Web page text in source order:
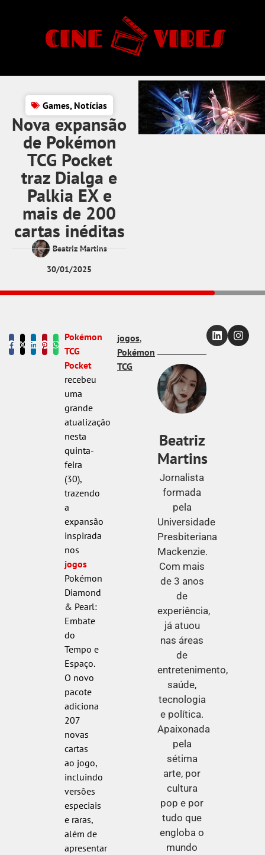
Games, Notícias
Nova expansão
de Pokémon
TCG Pocket
traz Dialga e
Palkia EX e
mais de 200
cartas inéditas
Beatriz Martins
30/01/2025
Pokémon
TCG
Pocket
recebeu
uma
grande
atualização
nesta
quinta-
feira
(30),
trazendo
a
expansão
inspirada
nos
jogos
Pokémon
Diamond
& Pearl:
Embate
do
Tempo e
Espaço.
O novo
pacote
adiciona
207
novas
cartas
ao jogo,
incluindo
versões
especiais
e raras,
além de
apresentar
jogos,
Pokémon
TCG
Beatriz
Martins
Jornalista
formada
pela
Universidade
Presbiteriana
Mackenzie.
Com mais
de 3 anos
de
experiência,
já atuou
nas áreas
de
entretenimento,
saúde,
tecnologia
e política.
Apaixonada
pela
sétima
arte, por
cultura
pop e por
tudo que
engloba o
mundo